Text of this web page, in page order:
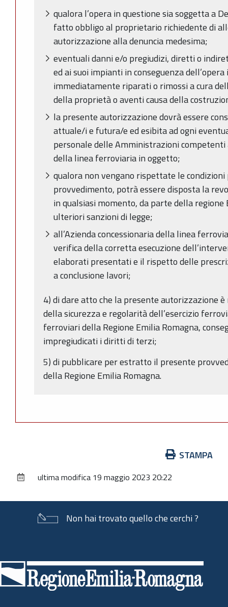
qualora l’opera in questione sia soggetta a
fatto obbligo al proprietario richiedente di
autorizzazione alla denuncia medesima;
eventuali danni e/o pregiudizi, diretti o
ed ai suoi impianti in conseguenza
immediatamente riparati o rimossi a cura
della proprietà o aventi causa della
la presente autorizzazione dovrà essere
attuale/i e futura/e ed esibita ad ogni
personale delle Amministrazioni
della linea ferroviaria in oggetto;
qualora non vengano rispettate le
provvedimento, potrà essere disposta la
in qualsiasi momento, da parte della
ulteriori sanzioni di legge;
all’Azienda concessionaria della linea
verifica della corretta esecuzione
elaborati presentati e il rispetto delle
a conclusione lavori;
4) di dare atto che la presente autorizzazione
della sicurezza e regolarità dell’esercizio
ferroviari della Regione Emilia Romagna,
impregiudicati i diritti di terzi;
5) di pubblicare per estratto il presente
della Regione Emilia Romagna.
documento
STAMPA
ultima modifica 19 maggio 2023 20:22
Non hai trovato quello che cerchi ?
di
pagina